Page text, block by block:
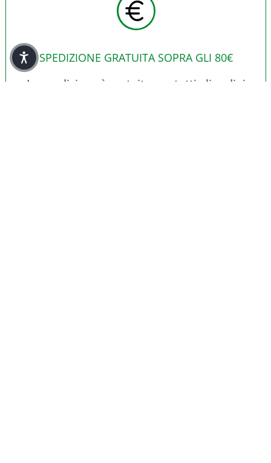
SPEDIZIONE GRATUITA SOPRA GLI 80€
La spedizione è gratuita per tutti gli ordini